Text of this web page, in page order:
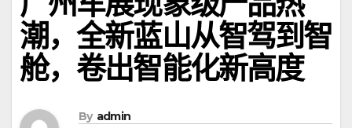
潮，全新蓝山从智驾到智
舱，卷出智能化新高度
By admin